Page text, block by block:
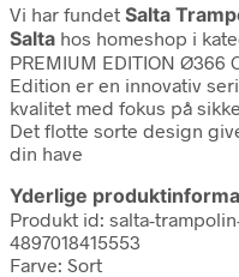
Vi har fundet Salta
Salta hos homeshop i
PREMIUM EDITION Ø366
Edition er en innovativ
kvalitet med fokus på
Det flotte sorte design
din have
Yderlige
Produkt id: salta-
4897018415553
Farve: Sort